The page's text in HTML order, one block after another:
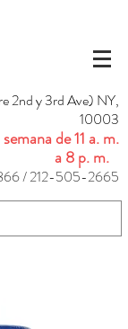
2nd y 3rd Ave) NY,
10003
de 11 a. m.
a 8 p. m.
/212-505-2665